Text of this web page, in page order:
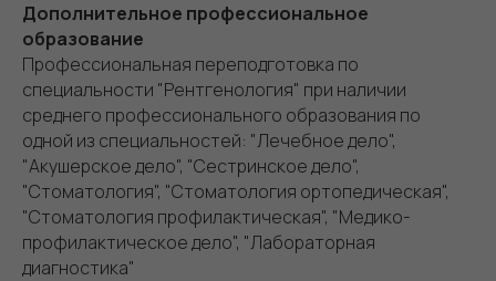
Дополнительное профессиональное
образование
Профессиональная переподготовка по
специальности "Рентгенология" при наличии
среднего профессионального образования по
одной из специальностей: "Лечебное дело",
"Акушерское дело", "Сестринское дело",
"Стоматология", "Стоматология ортопедическая",
"Стоматология профилактическая", "Медико-
профилактическое дело", "Лабораторная
диагностика"